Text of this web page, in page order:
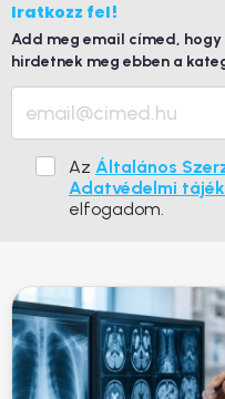
Iratkozz fel!
Add meg email címed,
hirdetnek meg ebben a
Az Általános
Adatvédelmi
elfogadom.